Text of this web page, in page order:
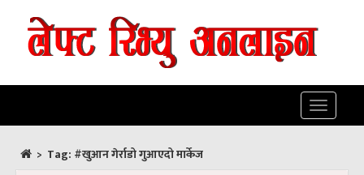
Toggle
> Tag: #खुआन गेर्राडो गुआएदो मार्केज